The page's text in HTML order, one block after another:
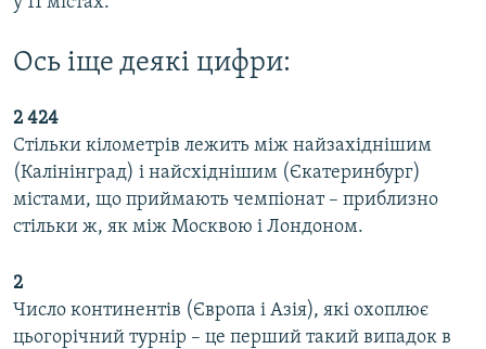
Ось іще деякі цифри:
2 424
Стільки кілометрів лежить між найзахіднішим
(Калінінград) і найсхіднішим (Єкатеринбург)
містами, що приймають чемпіонат – приблизно
стільки ж, як між Москвою і Лондоном.
2
Число континентів (Європа і Азія), які охоплює
цьогорічний турнір – це перший такий випадок в